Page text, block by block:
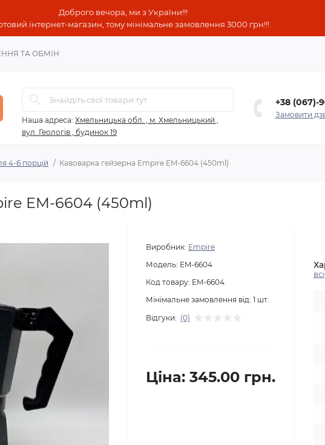
Доброго вечора, ми з України!!!
інтернет-магазин, тому мінімальне замовлення 3000 грн!!!
ТА ОБМІН
Наша адреса: Хмельницька обл. , м. Хмельницький ,
вул. Геологів , будинок 19
+38 (067)-
Замовити
4-6 порцій Кавоварка гейзерна Empire EM-6604 (450ml)
EM-6604 (450ml)
Виробник: Empire
Модель: EM-6604
Код товару: EM-6604
Мінімальне замовлення від: 1 шт.
Відгуки: (0)
Ціна: 345.00 грн.